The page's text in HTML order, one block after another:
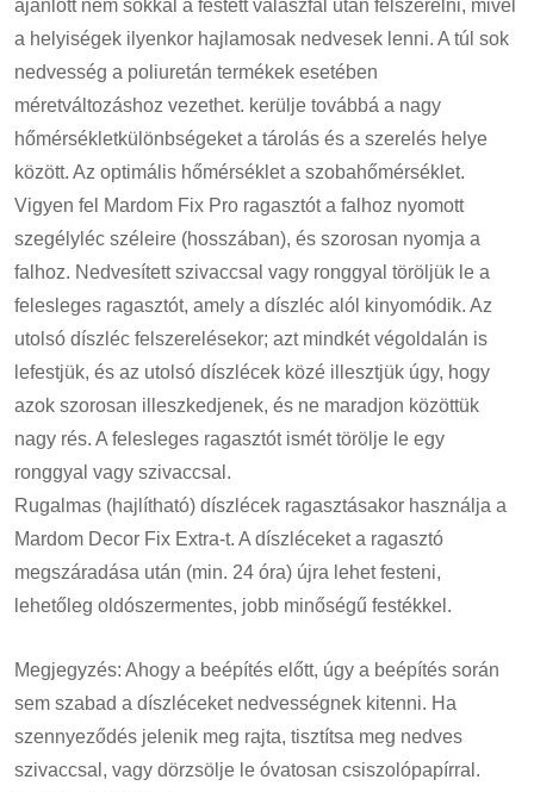
ajánlott nem sokkal a festett válaszfal után felszerelni, mivel
a helyiségek ilyenkor hajlamosak nedvesek lenni. A túl sok
nedvesség a poliuretán termékek esetében
méretváltozáshoz vezethet. kerülje továbbá a nagy
hőmérsékletkülönbségeket a tárolás és a szerelés helye
között. Az optimális hőmérséklet a szobahőmérséklet.
Vigyen fel Mardom Fix Pro ragasztót a falhoz nyomott
szegélyléc széleire (hosszában), és szorosan nyomja a
falhoz. Nedvesített szivaccsal vagy ronggyal töröljük le a
felesleges ragasztót, amely a díszléc alól kinyomódik. Az
utolsó díszléc felszerelésekor; azt mindkét végoldalán is
lefestjük, és az utolsó díszlécek közé illesztjük úgy, hogy
azok szorosan illeszkedjenek, és ne maradjon közöttük
nagy rés. A felesleges ragasztót ismét törölje le egy
ronggyal vagy szivaccsal.
Rugalmas (hajlítható) díszlécek ragasztásakor használja a
Mardom Decor Fix Extra-t. A díszléceket a ragasztó
megszáradása után (min. 24 óra) újra lehet festeni,
lehetőleg oldószermentes, jobb minőségű festékkel.
Megjegyzés: Ahogy a beépítés előtt, úgy a beépítés során
sem szabad a díszléceket nedvességnek kitenni. Ha
szennyeződés jelenik meg rajta, tisztítsa meg nedves
szivaccsal, vagy dörzsölje le óvatosan csiszolópapírral.